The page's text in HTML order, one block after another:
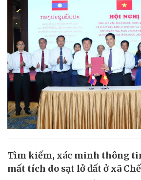
Tìm kiếm, xác minh thông
mất tích do sạt lở đất ở xã